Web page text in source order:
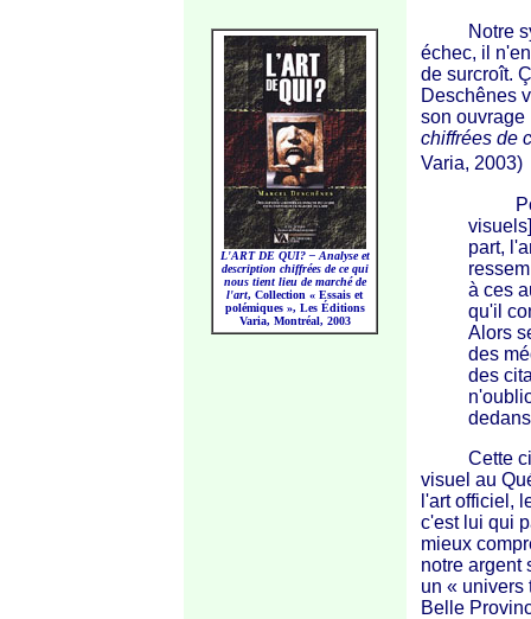
L'ART DE QUI? – Analyse et
description chiffrées de ce qui
nous tient lieu de marché de
l'art, Collection « Essais et
polémiques », Les Éditions
Varia, Montréal, 2003
Notre
échec, il
de surcroît.
Deschênes
son
chiffrées de
Varia, 2003)
Pour
part,
à ces
qu'il
Alors
des
des
Cette
visuel au
l'art officiel,
c'est lui qui
mieux
notre argent
un « univers
Belle